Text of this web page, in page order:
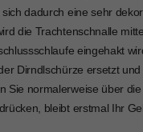
dadurch eine sehr
die Trachtenschnalle
eingehakt
Dirndlschürze ersetzt und
Sie normalerweise über
bleibt erstmal Ihr